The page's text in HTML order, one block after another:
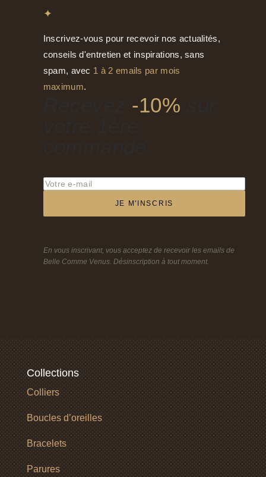
✦
Inscrivez-vous pour recevoir nos actualités,
conseils d'entretien et inspirations, sans
spam, avec 1 à 2 emails par mois
maximum.
-10%
JE M'INSCRIS
En vous inscrivant, vous acceptez de recevoir les emails de
Belle Comme Venus. Désinscription à tout moment.
Collections
Colliers
Boucles d’oreilles
Bracelets
Parures